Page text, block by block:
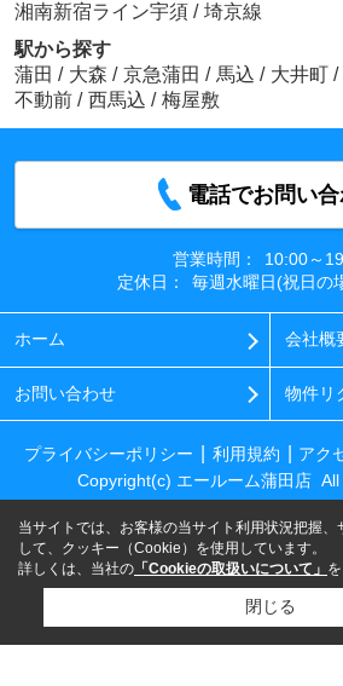
湘南新宿ライン宇須 / 埼京線
駅から探す
蒲田 / 大森 / 京急蒲田 / 馬込 / 大井町 /
不動前 / 西馬込 / 梅屋敷
電話でお問い
営業時間：
10:00～
定休日：
毎週水曜日(祝日の
ホーム 会社概
お問い合わせ 物件リ
プライバシーポリシー 利用規約 アク
Copyright(c) エールーム蒲田店 All
当サイトでは、お客様の当サイト利用状況把握、
して、クッキー（Cookie）を使用しています。
詳しくは、当社の 「Cookieの取扱いについて」
閉じる